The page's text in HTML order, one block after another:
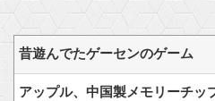
昔遊んでたゲーセンのゲーム